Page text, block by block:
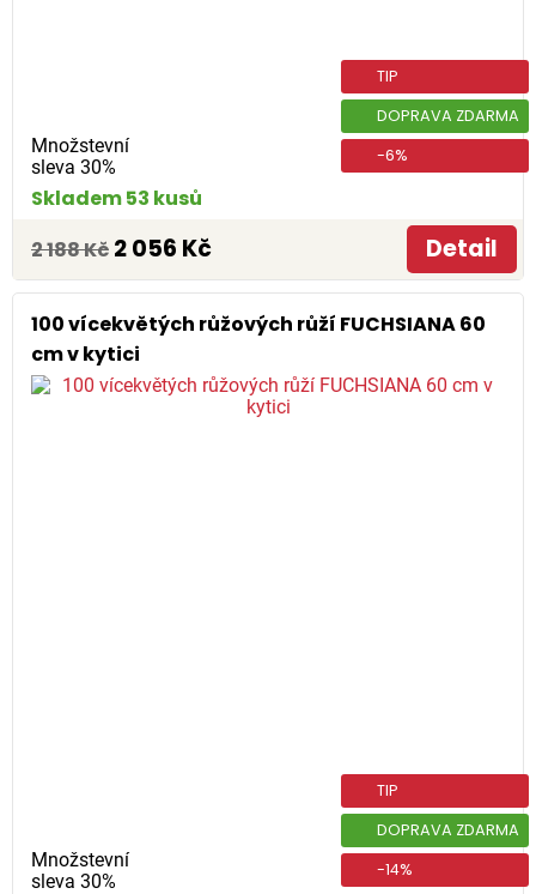
Množstevní
sleva 30%
TIP
DOPRAVA ZDARMA
-6%
Skladem 53 kusů
2 188 Kč 2 056 Kč Detail
100 vícekvětých růžových růží FUCHSIANA 60
cm v kytici
Množstevní
sleva 30%
TIP
DOPRAVA ZDARMA
-14%